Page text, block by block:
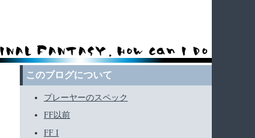
このブログについて
プレーヤーのスペック
FF以前
FF I